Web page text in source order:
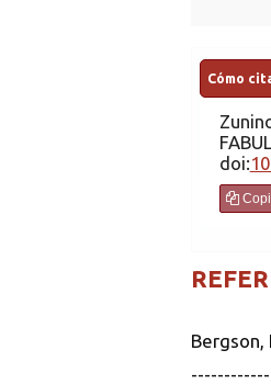
Cómo
doi:
Bergson,